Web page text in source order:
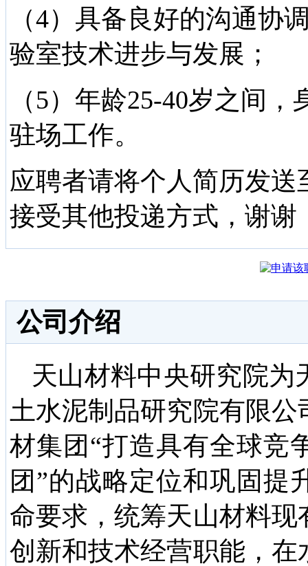
（4）具备良好的沟通协
验室技术进步与发展；
（5）年龄25-40岁之间
驻场工作。
应聘者请将个人简历发送
接受其他投递方式，谢谢
公司介绍
天山材料中央研究院
土水泥制品研究院有限
材集团“打造具有全球竞
团”的战略定位和巩固提
命要求，统筹天山材料
创新和技术经营职能，